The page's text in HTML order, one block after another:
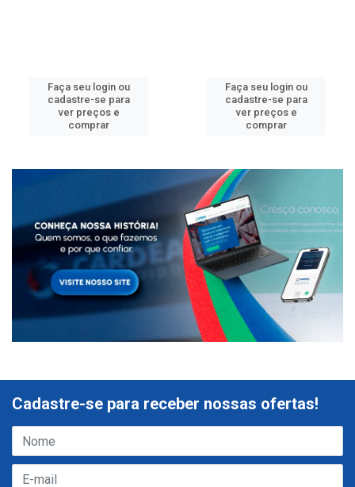
Faça seu login ou
cadastre-se para
ver preços e
comprar
Faça seu login ou
cadastre-se para
ver preços e
comprar
Cadastre-se para receber nossas ofertas!